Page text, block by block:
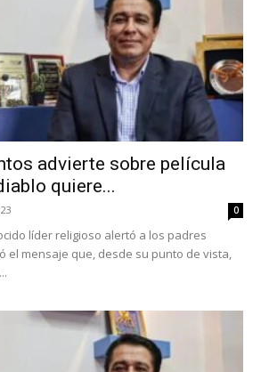
advierte sobre película
quiere...
0
líder religioso alertó a los padres
el mensaje que, desde su punto de vista,